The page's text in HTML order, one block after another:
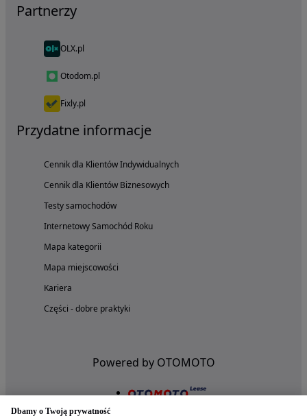
Partnerzy
OLX.pl
Otodom.pl
Fixly.pl
Przydatne informacje
Cennik dla Klientów Indywidualnych
Cennik dla Klientów Biznesowych
Testy samochodów
Internetowy Samochód Roku
Mapa kategorii
Mapa miejscowości
Kariera
Części - dobre praktyki
Powered by OTOMOTO
Dbamy o Twoją prywatność